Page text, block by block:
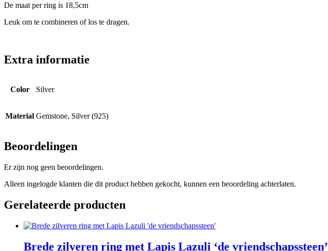
De maat per ring is 18,5cm
Leuk om te combineren of los te dragen.
Extra informatie
Color Silver
Material Gemstone, Silver (925)
Beoordelingen
Er zijn nog geen beoordelingen.
Alleen ingelogde klanten die dit product hebben gekocht, kunnen een beoordeling achterlaten.
Gerelateerde producten
Brede zilveren ring met Lapis Lazuli ‘de vriendschapssteen’